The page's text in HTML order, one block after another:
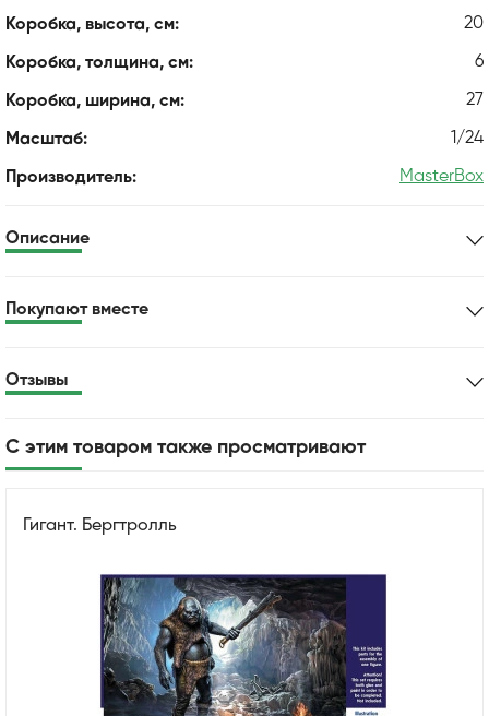
Коробка, высота, см: 20
Коробка, толщина, см: 6
Коробка, ширина, см: 27
Масштаб: 1/24
Производитель: MasterBox
Описание
Покупают вместе
Отзывы
С этим товаром также просматривают
Гигант. Бергтролль